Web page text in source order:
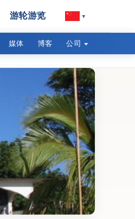
游轮游览 ▾
媒体 博客 公司